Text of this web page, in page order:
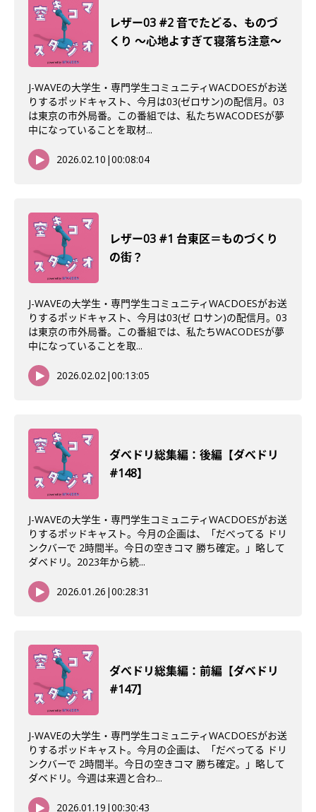
レザー03 #2 音でたどる、ものづ
くり 〜心地よすぎて寝落ち注意〜
J-WAVEの大学生・専門学生コミュニティWACDOESがお送
りするポッドキャスト、今月は03(ゼロサン)の配信月。03
は東京の市外局番。この番組では、私たちWACODESが夢
中になっていることを取材...
2026.02.10 |00:08:04
レザー03 #1 台東区＝ものづくり
の街？
J-WAVEの大学生・専門学生コミュニティWACDOESがお送
りするポッドキャスト、今月は03(ゼ ロサン)の配信月。03
は東京の市外局番。この番組では、私たちWACODESが夢
中になっていることを取...
2026.02.02|00:13:05
ダべドリ総集編：後編【ダべドリ
#148】
J-WAVEの大学生・専門学生コミュニティWACDOESがお送
りするポッドキャスト。今月の企画は、「だべってる ドリ
ンクバーで 2時間半。今日の空きコマ 勝ち確定。」略して
ダベドリ。2023年から続...
2026.01.26 |00:28:31
ダべドリ総集編：前編【ダベドリ
#147】
J-WAVEの大学生・専門学生コミュニティWACDOESがお送
りするポッドキャスト。今月の企画は、「だべってる ドリ
ンクバーで 2時間半。今日の空きコマ 勝ち確定。」略して
ダベドリ。今週は来週と合わ...
2026.01.19 |00:30:43